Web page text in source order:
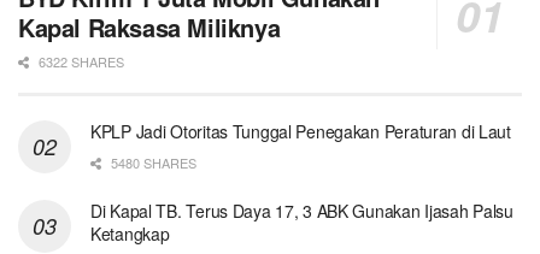
Kapal Raksasa Miliknya
6322 SHARES
KPLP Jadi Otoritas Tunggal Penegakan Peraturan di Laut
5480 SHARES
Di Kapal TB. Terus Daya 17, 3 ABK Gunakan Ijasah Palsu
Ketangkap